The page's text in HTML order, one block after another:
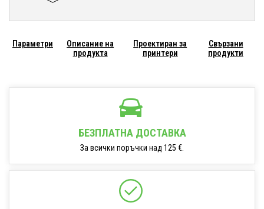
Параметри
Описание на
продукта
Проектиран за
принтери
Свързани
продукти
БЕЗПЛАТНА ДОСТАВКА
За всички поръчки над 125 €.